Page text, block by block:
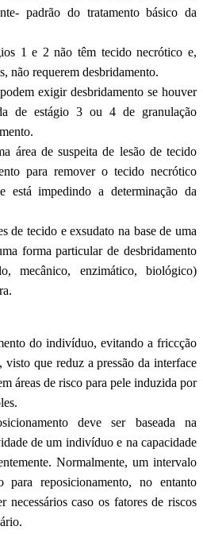
padrão do tratamento básico da
1 e 2 não têm tecido necrótico e,
não requerem desbridamento.
exigir desbridamento se houver
de estágio 3 ou 4 de granulação
área de suspeita de lesão de tecido
para remover o tecido necrótico
está impedindo a determinação da
de tecido e exsudato na base de uma
forma particular de desbridamento
mecânico, enzimático, biológico)
do indivíduo, evitando a friccção
visto que reduz a pressão da interface
áreas de risco para pele induzida por
deve ser baseada na
de um indivíduo e na capacidade
Normalmente, um intervalo
reposicionamento, no entanto
necessários caso os fatores de riscos